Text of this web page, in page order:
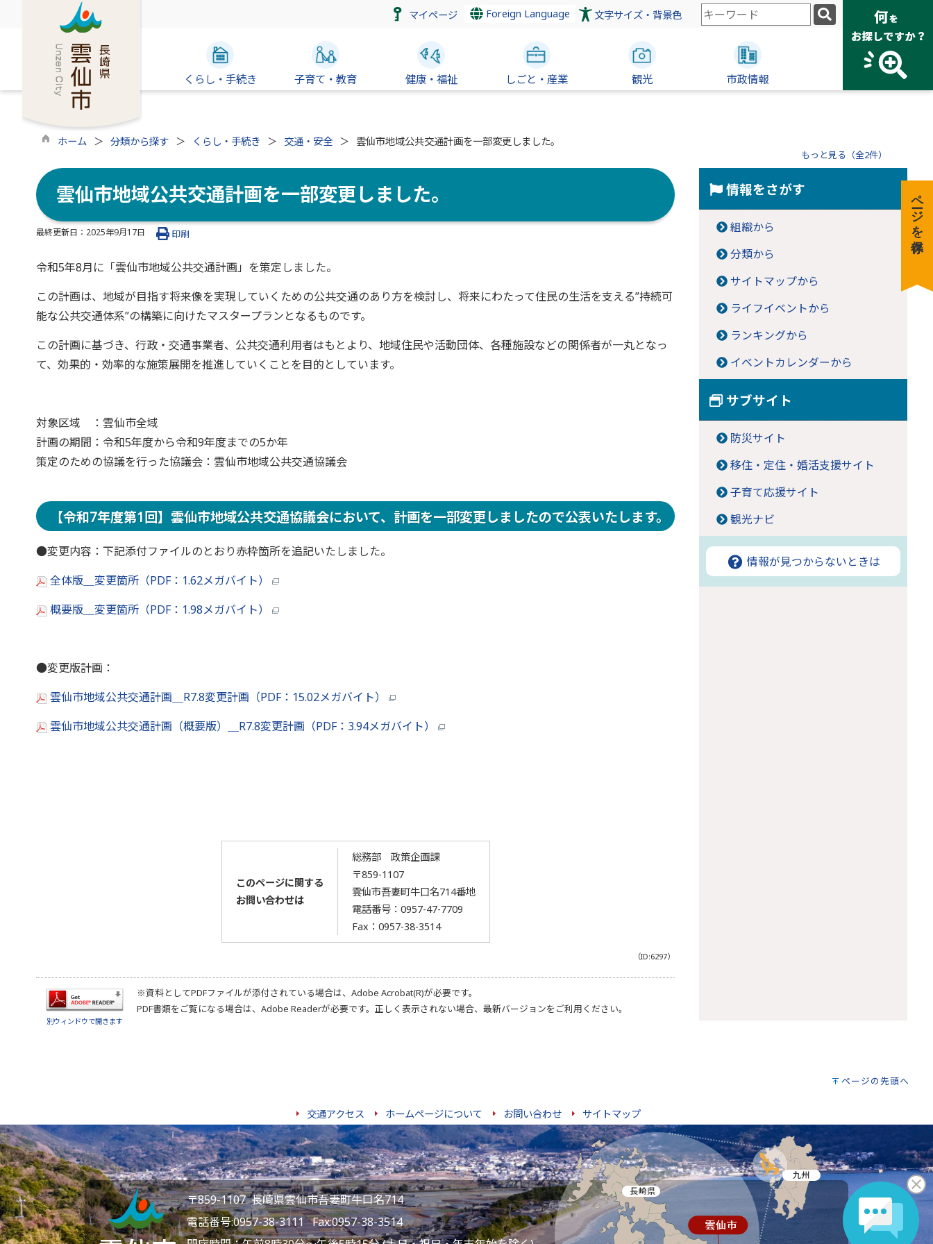
マイページ Foreign Language 文字サイズ・背景色
検
索
ー
くらし・手続き 子育て・教育 健康・福祉 しごと・産業 観光 市政情報
ホーム 分類から探す くらし・手続き 交通・安全 雲仙市地域公共交通計画を一部変更しました。
もっと見る（全2件）
雲仙市地域公共交通計画を一部変更しました。
最終更新日： 2025年9月17日 印刷
令和5年8月に「雲仙市地域公共交通計画」を策定しました。
この計画は、地域が目指す将来像を実現していくための公共交通のあり方を検討し、将来にわたって住民の生活を支える”持続可
能な公共交通体系”の構築に向けたマスタープランとなるものです。
この計画に基づき、行政・交通事業者、公共交通利用者はもとより、地域住民や活動団体、各種施設などの関係者が一丸となっ
て、効果的・効率的な施策展開を推進していくことを目的としています。
対象区域 ：雲仙市全域
計画の期間：令和5年度から令和9年度までの5か年
策定のための協議を行った協議会：雲仙市地域公共交通協議会
【令和7年度第1回】雲仙市地域公共交通協議会において、計画を一部変更しましたので公表いたします。
●変更内容：下記添付ファイルのとおり赤枠箇所を追記いたしました。
全体版＿変更箇所（PDF：1.62メガバイト）
概要版＿変更箇所（PDF：1.98メガバイト）
●変更版計画：
雲仙市地域公共交通計画＿R7.8変更計画（PDF：15.02メガバイト）
雲仙市地域公共交通計画（概要版）＿R7.8変更計画（PDF：3.94メガバイト）
このページに関する
お問い合わせは
総務部 政策企画課
〒859-1107
雲仙市吾妻町牛口名714番地
電話番号： 0957-47-7709
Fax：0957-38-3514
（ID:6297）
別ウィンドウで開きます
※資料としてPDFファイルが添付されている場合は、 Adobe Acrobat(R)が必要です。
PDF書類をご覧になる場合は、 Adobe Readerが必要です。正しく表示されない場合、最新バージョンをご利用ください。
情報をさがす
組織から
分類から
サイトマップから
ライフイベントから
ランキングから
イベントカレンダーから
サブサイト
防災サイト
移住・定住・婚活支援サイト
子育て応援サイト
観光ナビ
情報が見つからないときは
ページの先頭へ
交通アクセス ホームページについて お問い合わせ サイトマップ
〒859-1107 長崎県雲仙市吾妻町牛口名714
電話番号:0957-38-3111Fax:0957-38-3514
ページを保存